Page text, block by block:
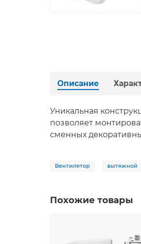
Описание
Уникальная
позволяет
сменных
Вентилятор вытяжной
Похожие товары